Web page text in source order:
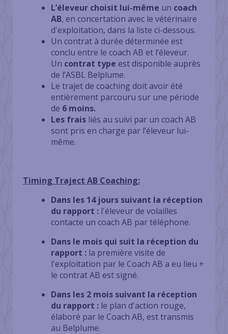
L’éleveur choisit lui-même un coach
AB, en concertation avec le vétérinaire
d'exploitation, dans la liste ci-dessous.
Un contrat à durée déterminée est
conclu entre le coach AB et l’éleveur.
Un contrat type est disponible auprès
de l’ASBL Belplume.
Le trajet de coaching doit avoir été
entièrement parcouru sur une période
de 6 moins.
Les frais liés au suivi par un coach AB
sont pris en charge par l’éleveur lui-
même.
Timing Traject AB Coaching:
Dans les 14 jours suivant la réception
du rapport : l'éleveur de volailles
contacte un coach AB par téléphone.
Dans le mois qui suit la réception du
rapport : la première visite de
l'exploitation par le Coach AB a eu lieu +
le contrat AB est signé.
Dans les 2 mois suivant la réception
du rapport : le plan d'action rouge,
élaboré par le Coach AB, est transmis
au Belplume.